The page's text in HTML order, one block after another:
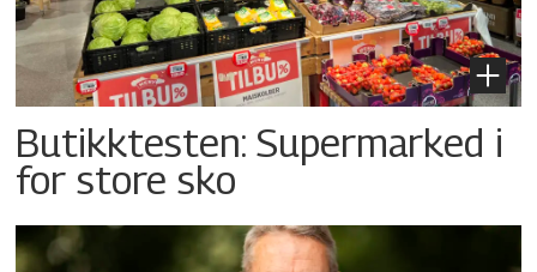
Butikktesten: Supermarked i
for store sko